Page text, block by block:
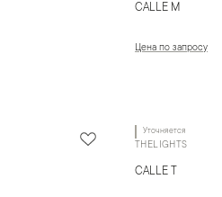
CALLE M
Цена по запросу
Уточняется
THELIGHTS
CALLE T